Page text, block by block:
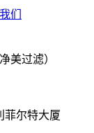
们
美过滤）
菲尔特大厦